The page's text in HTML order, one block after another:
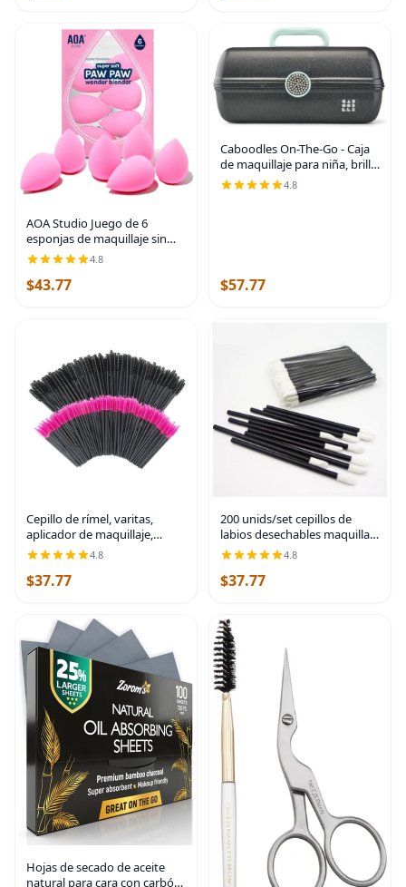
AOA Studio Juego de 6
esponjas de maquillaje sin
látex y alta definición Set de 6
maquillaje Wonder Blender
para polvo crema y líquido,
4.8
$43.77
Caboodles On-The-Go - Caja
de maquillaje para niña, brillo
negro, colección Show Girl,
4.8
$57.77
Cepillo de rímel, varitas,
aplicador de maquillaje,
brocha de máscara
4.8
$37.77
200 unids/set cepillos de
labios desechables maquillaje
cepillo lápiz labial brillo
varitas aplicador herramienta
maquillaje belleza
4.8
$37.77
Hojas de secado de aceite
natural para cara con carbón